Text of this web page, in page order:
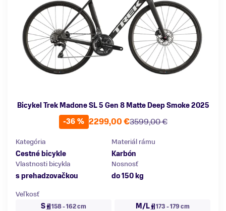
Bicykel Trek Madone SL 5 Gen 8 Matte Deep Smoke 2025
-36 %
3599,00 €
2299,00 €
Kategória
Cestné bicykle
Materiál rámu
Karbón
Vlastnosti bicykla
s prehadzovačkou
Nosnosť
do 150 kg
Veľkosť
S
158 - 162 cm M/L 173 - 179 cm